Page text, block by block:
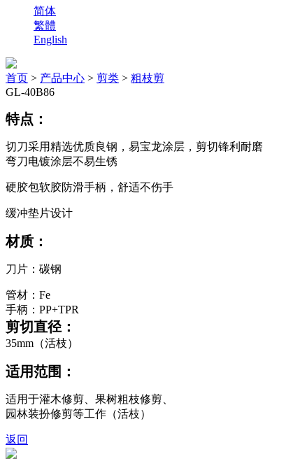
简体
繁體
English
首页 > 产品中心 > 剪类 > 粗枝剪
GL-40B86
特点：
切刀采用精选优质良钢，易宝龙涂层，剪切锋利耐磨
弯刀电镀涂层不易生锈
硬胶包软胶防滑手柄，舒适不伤手
缓冲垫片设计
材质：
刀片：碳钢
管材：Fe
手柄：PP+TPR
剪切直径：
35mm（活枝）
适用范围：
适用于灌木修剪、果树粗枝修剪、
园林装扮修剪等工作（活枝）
返回